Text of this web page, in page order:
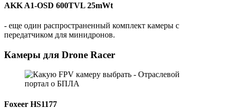
AKK A1-OSD 600TVL 25mWt
- еще один распространенный комплект камеры с
передатчиком для минидронов.
Камеры для Drone Racer
Foxeer HS1177